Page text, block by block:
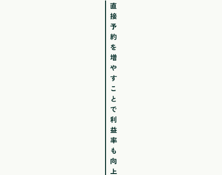
直
接
予
約
を
増
や
す
こ
と
で
利
益
率
も
向
上